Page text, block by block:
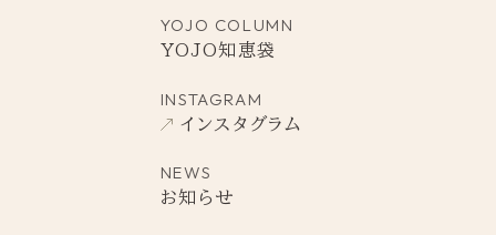
YOJO COLUMN
YOJO知恵袋
INSTAGRAM
インスタグラム
NEWS
お知らせ